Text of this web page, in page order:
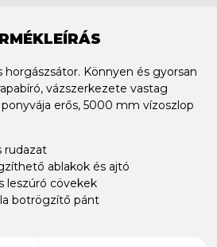
horgászsátor. Könnyen és gyorsan
vázszerkezete vastag
erős, 5000 mm vízoszlop
rudazat
ablakok és ajtó
leszúró cövekek
botrögzítő pánt